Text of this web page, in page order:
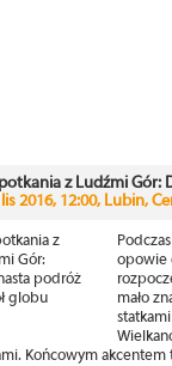
z Ludźmi Gór:
2016, 12:00, Lubin,
opowie
mało
Końcowym akcentem